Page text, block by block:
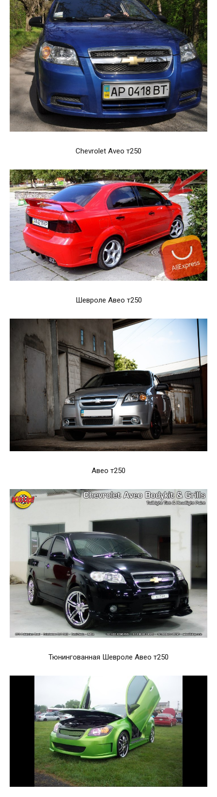
Chevrolet Aveo т250
Шевроле Авео т250
Авео т250
Тюнингованная Шевроле Авео т250